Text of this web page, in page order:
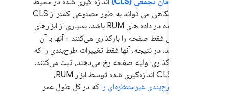
های آزمایشگاهی می تواند به طور مصنوعی کمتر از CLS
مشاهده شده در داده های RUM باشد. بسیاری از ابزارهای
فقط صفحه را بارگذاری می‌کنند - آنها با آن
ندارند. در نتیجه، آنها فقط تغییرات طرح‌بندی را که
زمان بارگذاری اولیه صفحه رخ می‌دهند، ثبت می‌کنند.
طرح‌بندی غیرمنتظره‌ای را که در کل طول عمر